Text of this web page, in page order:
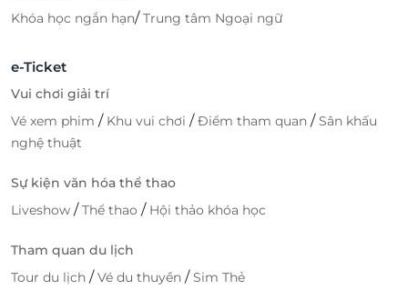
Khóa học ngắn hạn/Trung tâm Ngoại ngữ
e-Ticket
Vui chơi giải trí
Vé xem phim / Khu vui chơi /Điểm tham quan /Sân khấu
nghệ thuật
Sự kiện văn hóa thể thao
Liveshow /Thể thao / Hội thảo khóa học
Tham quan du lịch
Tour du lịch /Vé du thuyền /Sim Thẻ